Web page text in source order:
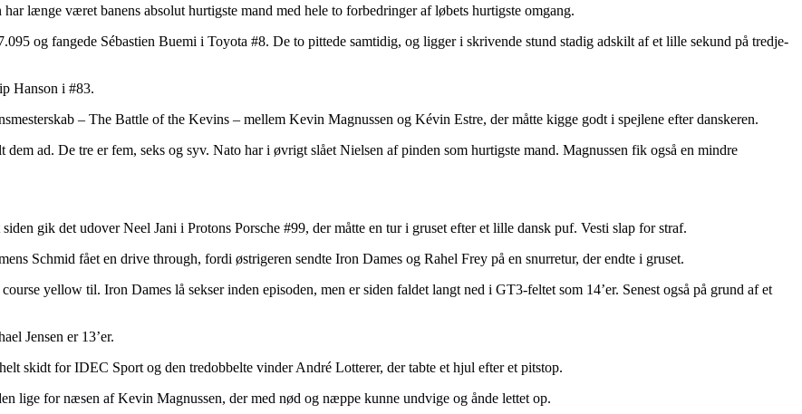
længe været banens absolut hurtigste mand med hele to forbedringer af løbets hurtigste omgang.
og fangede Sébastien Buemi i Toyota #8. De to pittede samtidig, og ligger i skrivende stund stadig adskilt af et lille sekund på tredje-
Hanson i #83.
– The Battle of the Kevins – mellem Kevin Magnussen og Kévin Estre, der måtte kigge godt i spejlene efter danskeren.
ad. De tre er fem, seks og syv. Nato har i øvrigt slået Nielsen af pinden som hurtigste mand. Magnussen fik også en mindre
gik det udover Neel Jani i Protons Porsche #99, der måtte en tur i gruset efter et lille dansk puf. Vesti slap for straf.
Schmid fået en drive through, fordi østrigeren sendte Iron Dames og Rahel Frey på en snurretur, der endte i gruset.
yellow til. Iron Dames lå sekser inden episoden, men er siden faldet langt ned i GT3-feltet som 14’er. Senest også på grund af et
Jensen er 13’er.
skidt for IDEC Sport og den tredobbelte vinder André Lotterer, der tabte et hjul efter et pitstop.
lige for næsen af Kevin Magnussen, der med nød og næppe kunne undvige og ånde lettet op.